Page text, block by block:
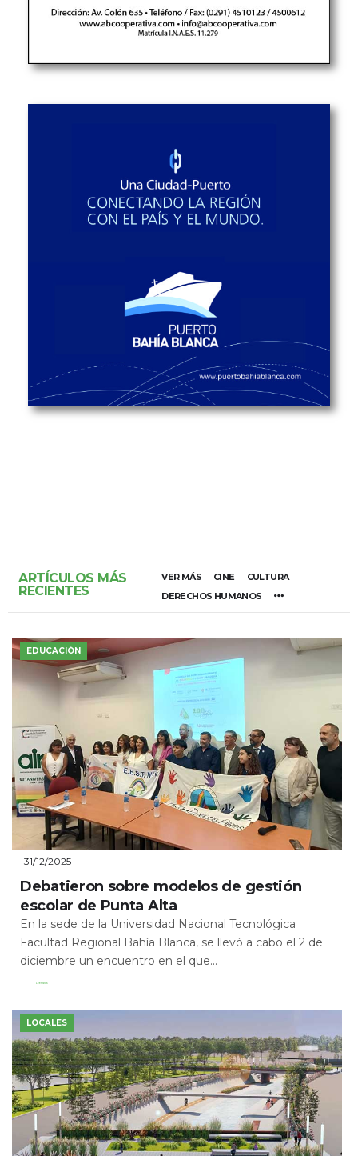
ARTÍCULOS MÁS
RECIENTES
VER MÁS CINE
CULTURA
DERECHOS HUMANOS
EDUCACIÓN
31/12/2025
Debatieron sobre modelos de gestión
escolar de Punta Alta
En la sede de la Universidad Nacional Tecnológica
Facultad Regional Bahía Blanca, se llevó a cabo el 2 de
diciembre un encuentro en el que...
Leer Más
LOCALES